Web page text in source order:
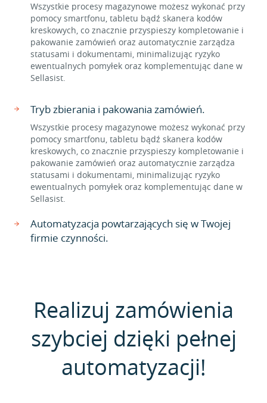
Wszystkie procesy magazynowe możesz wykonać przy
pomocy smartfonu, tabletu bądź skanera kodów
kreskowych, co znacznie przyspieszy kompletowanie i
pakowanie zamówień oraz automatycznie zarządza
statusami i dokumentami, minimalizując ryzyko
ewentualnych pomyłek oraz komplementując dane w
Sellasist.
Tryb zbierania i pakowania zamówień.
Wszystkie procesy magazynowe możesz wykonać przy
pomocy smartfonu, tabletu bądź skanera kodów
kreskowych, co znacznie przyspieszy kompletowanie i
pakowanie zamówień oraz automatycznie zarządza
statusami i dokumentami, minimalizując ryzyko
ewentualnych pomyłek oraz komplementując dane w
Sellasist.
Automatyzacja powtarzających się w Twojej
firmie czynności.
Realizuj zamówienia
szybciej dzięki pełnej
automatyzacji!